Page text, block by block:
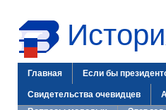
Главная Если бы
Свидетельства очевидцев